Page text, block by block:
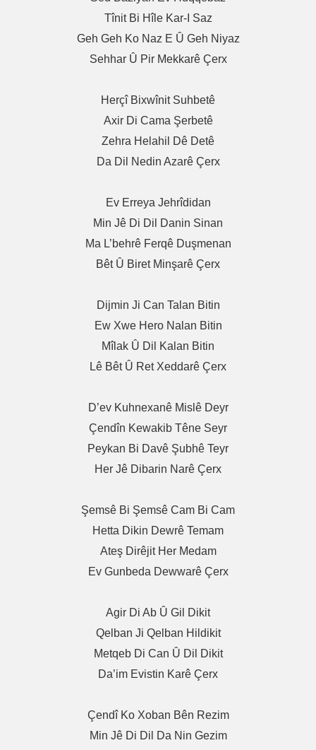
Tînit Bi Hîle Kar-I Saz
Geh Geh Ko Naz E Û Geh Niyaz
Sehhar Û Pir Mekkarê Çerx
Herçî Bixwînit Suhbetê
Axir Di Cama Şerbetê
Zehra Helahil Dê Detê
Da Dil Nedin Azarê Çerx
Ev Erreya Jehrîdidan
Min Jê Di Dil Danin Sinan
Ma L’behrê Ferqê Duşmenan
Bêt Û Biret Minşarê Çerx
Dijmin Ji Can Talan Bitin
Ew Xwe Hero Nalan Bitin
Mîlak Û Dil Kalan Bitin
Lê Bêt Û Ret Xeddarê Çerx
D’ev Kuhnexanê Mislê Deyr
Çendîn Kewakib Têne Seyr
Peykan Bi Davê Şubhê Teyr
Her Jê Dibarin Narê Çerx
Şemsê Bi Şemsê Cam Bi Cam
Hetta Dikin Dewrê Temam
Ateş Dirêjit Her Medam
Ev Gunbeda Dewwarê Çerx
Agir Di Ab Û Gil Dikit
Qelban Ji Qelban Hildikit
Metqeb Di Can Û Dil Dikit
Da’im Evistin Karê Çerx
Çendî Ko Xoban Bên Rezim
Min Jê Di Dil Da Nin Gezim